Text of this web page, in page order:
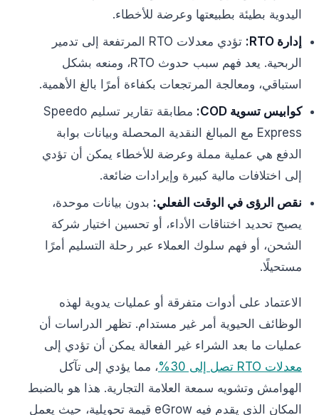
اليدوية بطيئة بطبيعتها وعرضة للأخطاء.
إدارة RTO:
تؤدي معدلات RTO المرتفعة إلى تدمير
الربحية. يعد فهم سبب حدوث RTO، ومنعه بشكل
استباقي، ومعالجة المرتجعات بكفاءة أمرًا بالغ الأهمية.
كوابيس تسوية COD:
مطابقة تقارير تسليم Speedo
Express مع المبالغ النقدية المحصلة وبيانات بوابة
الدفع هي عملية مملة وعرضة للأخطاء يمكن أن تؤدي
إلى اختلافات مالية كبيرة وإيرادات ضائعة.
نقص الرؤى في الوقت الفعلي: بدون بيانات موحدة،
يصبح تحديد اختناقات الأداء، أو تحسين اختيار شركة
الشحن، أو فهم سلوك العملاء عبر رحلة التسليم أمرًا
مستحيلًا.
الاعتماد على أدوات متفرقة أو عمليات يدوية لهذه
الوظائف الحيوية أمر غير مستدام. تظهر الدراسات أن
عمليات ما بعد الشراء غير الفعالة يمكن أن تؤدي إلى
معدلات RTO تصل إلى 30%
، مما يؤدي إلى تآكل
الهوامش وتشويه سمعة العلامة التجارية. هذا هو بالضبط
المكان الذي يقدم فيه eGrow قيمة تحويلية، حيث يعمل